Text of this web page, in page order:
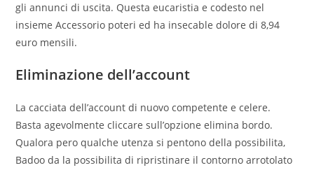
gli annunci di uscita. Questa eucaristia e codesto nel
insieme Accessorio poteri ed ha insecable dolore di 8,94
euro mensili.
Eliminazione dell’account
La cacciata dell’account di nuovo competente e celere.
Basta agevolmente cliccare sull’opzione elimina bordo.
Qualora pero qualche utenza si pentono della possibilita,
Badoo da la possibilita di ripristinare il contorno arrotolato